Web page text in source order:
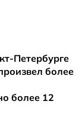
Петербурге
более
более 12